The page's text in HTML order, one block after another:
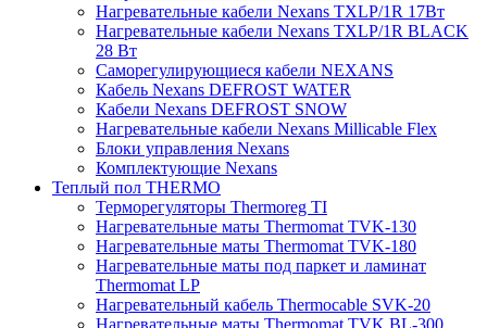
Нагревательные кабели Nexans TXLP/1R 17Вт
Нагревательные кабели Nexans TXLP/1R BLACK
28 Вт
Саморегулирующиеся кабели NEXANS
Кабель Nexans DEFROST WATER
Кабели Nexans DEFROST SNOW
Нагревательные кабели Nexans Millicable Flex
Блоки управления Nexans
Комплектующие Nexans
Теплый пол THERMO
Терморегуляторы Thermoreg TI
Нагревательные маты Thermomat TVK-130
Нагревательные маты Thermomat TVK-180
Нагревательные маты под паркет и ламинат
Thermomat LP
Нагревательный кабель Thermocable SVK-20
Нагревательные маты Thermomat TVK BL-300